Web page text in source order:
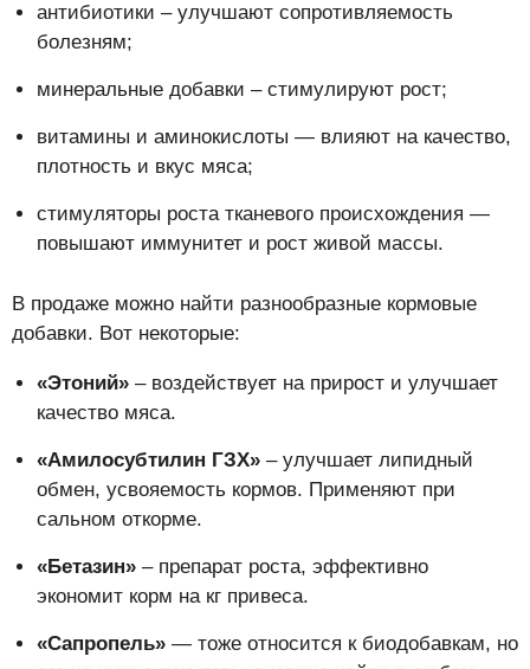
антибиотики – улучшают сопротивляемость
болезням;
минеральные добавки – стимулируют рост;
витамины и аминокислоты — влияют на качество,
плотность и вкус мяса;
стимуляторы роста тканевого происхождения —
повышают иммунитет и рост живой массы.
В продаже можно найти разнообразные кормовые
добавки. Вот некоторые:
«Этоний» – воздействует на прирост и улучшает
качество мяса.
«Амилосубтилин ГЗХ» – улучшает липидный
обмен, усвояемость кормов. Применяют при
сальном откорме.
«Бетазин» – препарат роста, эффективно
экономит корм на кг привеса.
«Сапропель» — тоже относится к биодобавкам, но